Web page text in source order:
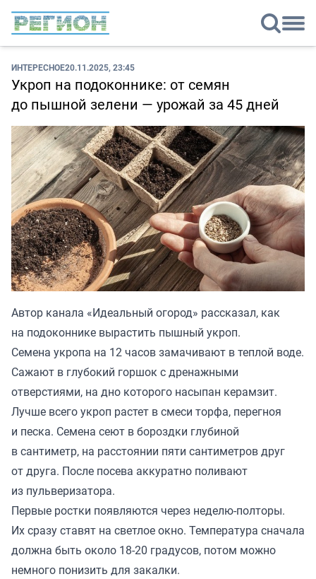
ИНТЕРЕСНОЕ20.11.2025, 23:45
Укроп на подоконнике: от семян
до пышной зелени — урожай за 45 дней
Автор канала «Идеальный огород» рассказал, как
на подоконнике вырастить пышный укроп.
Семена укропа на 12 часов замачивают в теплой воде.
Сажают в глубокий горшок с дренажными
отверстиями, на дно которого насыпан керамзит.
Лучше всего укроп растет в смеси торфа, перегноя
и песка. Семена сеют в бороздки глубиной
в сантиметр, на расстоянии пяти сантиметров друг
от друга. После посева аккуратно поливают
из пульверизатора.
Первые ростки появляются через неделю-полторы.
Их сразу ставят на светлое окно. Температура сначала
должна быть около 18-20 градусов, потом можно
немного понизить для закалки.